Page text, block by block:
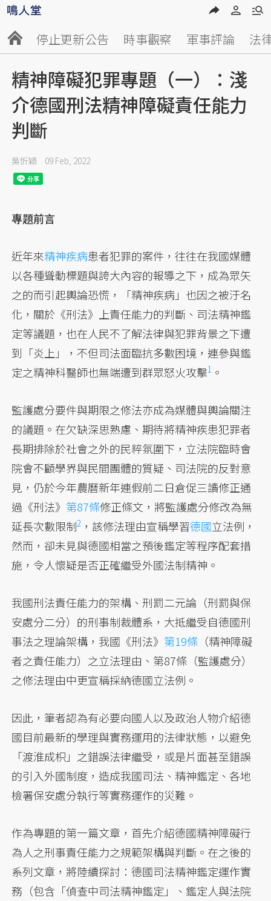
停止更新公告 時事觀察 軍事評論 法
精神障礙犯罪專題（一）：淺
介德國刑法精神障礙責任能力
判斷
吳忻穎 09 Feb, 2022
專題前言
近年來精神疾病患者犯罪的案件，往往在我國媒體
以各種聳動標題與誇大內容的報導之下，成為眾矢
之的而引起輿論恐慌，「精神疾病」也因之被汙名
化，關於《刑法》上責任能力的判斷、司法精神鑑
定等議題，也在人民不了解法律與犯罪背景之下遭
到「炎上」，不但司法面臨抗多數困境，連參與鑑
定之精神科醫師也無端遭到群眾怒火攻擊1 。
監護處分要件與期限之修法亦成為媒體與輿論關注
的議題。在欠缺深思熟慮、期待將精神疾患犯罪者
長期排除於社會之外的民粹氛圍下，立法院臨時會
院會不顧學界與民間團體的質疑、司法院的反對意
見，仍於今年農曆新年連假前二日倉促三讀修正通
過《刑法》 第87條修正條文，將監護處分修改為無
延長次數限制2 ，該修法理由宣稱學習德國立法例，
然而，卻未見與德國相當之預後鑑定等程序配套措
施，令人懷疑是否正確繼受外國法制精神。
我國刑法責任能力的架構、刑罰二元論（刑罰與保
安處分二分）的刑事制裁體系，大抵繼受自德國刑
事法之理論架構，我國《刑法》 第19條 （精神障礙
者之責任能力）之立法理由、第87條（監護處分）
之修法理由中更宣稱採納德國立法例。
因此，筆者認為有必要向國人以及政治人物介紹德
國目前最新的學理與實務運用的法律狀態，以避免
「渡淮成枳」之錯誤法律繼受，或是片面甚至錯誤
的引入外國制度，造成我國司法、精神鑑定、各地
檢署保安處分執行等實務運作的災難。
作為專題的第一篇文章，首先介紹德國精神障礙行
為人之刑事責任能力之規範架構與判斷。在之後的
系列文章，將陸續探討：德國司法精神鑑定運作實
務（包含「偵查中司法精神鑑定」、鑑定人與法院